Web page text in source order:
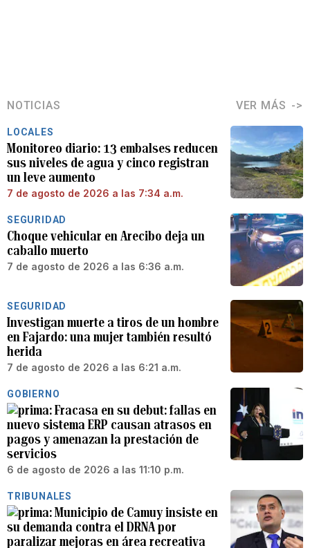
NOTICIAS VER MÁS
LOCALES
Monitoreo diario: 13 embalses reducen
sus niveles de agua y cinco registran
un leve aumento
7 de agosto de 2026 a las 7:34 a.m.
SEGURIDAD
Choque vehicular en Arecibo deja un
caballo muerto
7 de agosto de 2026 a las 6:36 a.m.
SEGURIDAD
Investigan muerte a tiros de un hombre
en Fajardo: una mujer también resultó
herida
7 de agosto de 2026 a las 6:21 a.m.
GOBIERNO
Fracasa en su debut: fallas en
nuevo sistema ERP causan atrasos en
pagos y amenazan la prestación de
servicios
6 de agosto de 2026 a las 11:10 p.m.
TRIBUNALES
Municipio de Camuy insiste en
su demanda contra el DRNA por
paralizar mejoras en área recreativa